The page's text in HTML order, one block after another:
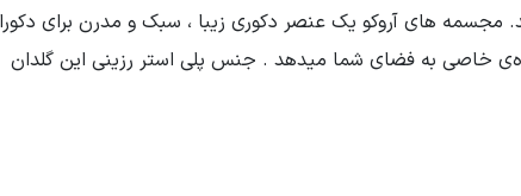
مجسمه های آروکو یک عنصر دکوری زیبا ، سبک و مدرن برای
خاصی به فضای شما میدهد . جنس پلی استر رزینی این گلدان